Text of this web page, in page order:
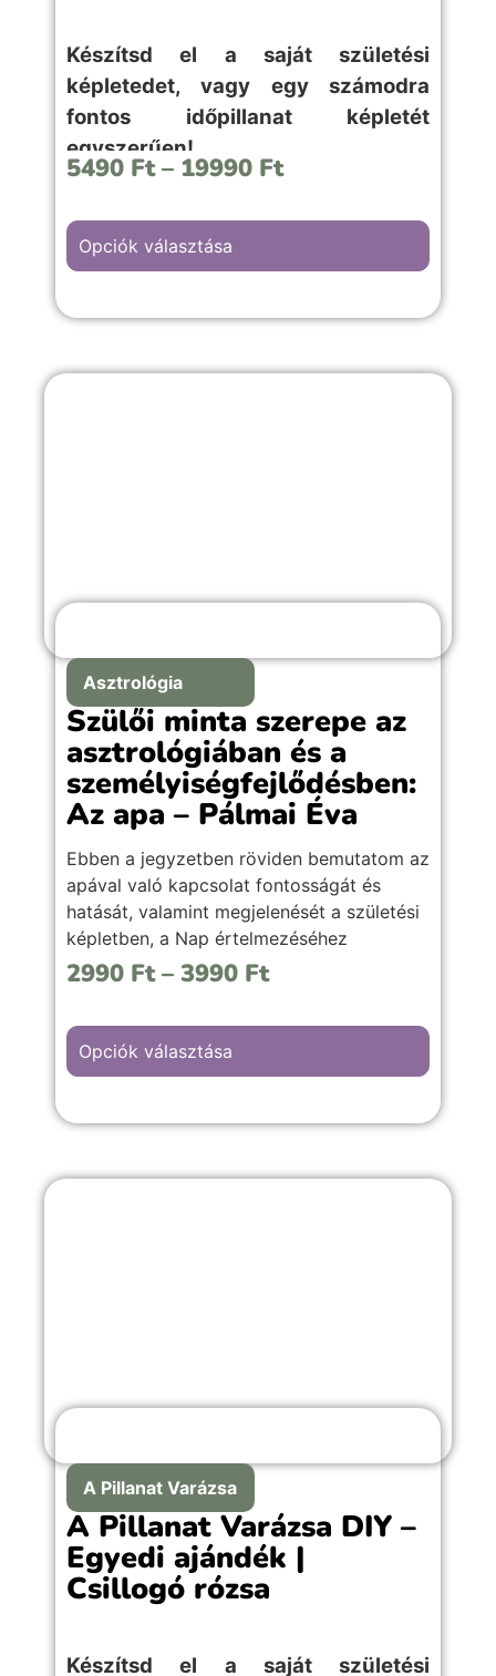
Készítsd el a saját születési
képletedet, vagy egy számodra
fontos időpillanat képletét
egyszerűen!
A “Csillagos égbolt” hátterű kép
évfordulós vagy romantikus emlékekkel
választás.
5490 Ft – 19990 Ft
Opciók választása
Asztrológia
Szülői minta szerepe az
asztrológiában és a
személyiségfejlődésben:
Az apa – Pálmai Éva
Ebben a jegyzetben röviden bemutatom az
apával való kapcsolat fontosságát és
hatását, valamint megjelenését a születési
képletben, a Nap értelmezéséhez
szükséges irányelveket (jegyek, házak,
ritmusáról vagy természetéről informáló
összetevőjét a születési képletnek.
2990 Ft – 3990 Ft
Opciók választása
A Pillanat Varázsa
A Pillanat Varázsa DIY –
Egyedi ajándék |
Csillogó rózsa
Készítsd el a saját születési